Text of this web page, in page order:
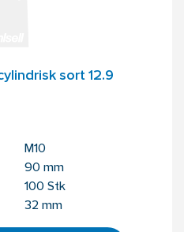
sort 12.9
M10
90 mm
100 Stk
32 mm